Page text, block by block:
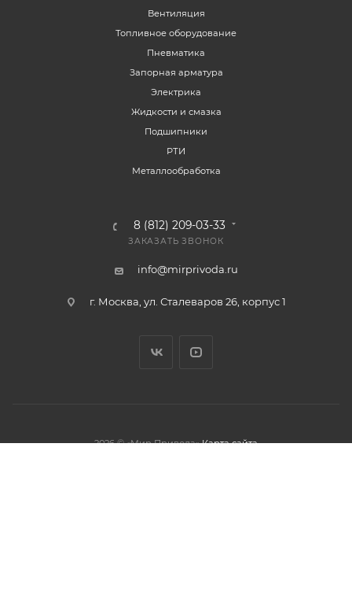
Вентиляция
Топливное оборудование
Пневматика
Запорная арматура
Электрика
Жидкости и смазка
Подшипники
РТИ
Металлообработка
8 (812) 209-03-33
ЗАКАЗАТЬ ЗВОНОК
info@mirprivoda.ru
г. Москва, ул. Сталеваров 26, корпус 1
2026 © «Мир Привода» Карта сайта